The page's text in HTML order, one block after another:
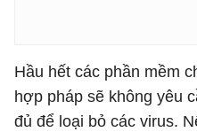
Hầu hết các phần mềm
hợp pháp sẽ không yêu
đủ để loại bỏ các virus.